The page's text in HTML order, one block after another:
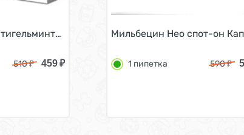
для котят и кошек весом 0,5 - 4 кг 1 х
510₽ 459₽
Мильбецин Нео спот-он
1 пипетка 590₽